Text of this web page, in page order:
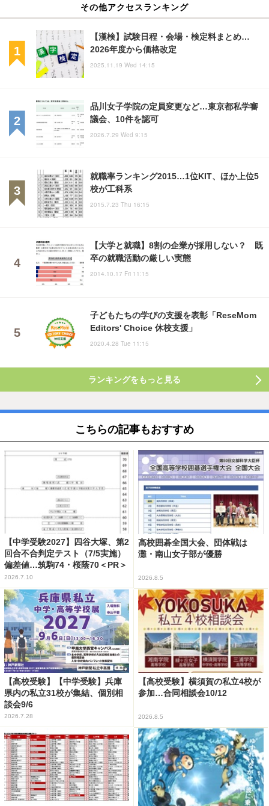
その他アクセスランキング
【漢検】試験日程・会場・検定料まとめ…
2026年度から価格改定
2025.11.19 Wed 14:15
品川女子学院の定員変更など…東京都私学審
議会、10件を認可
2026.7.29 Wed 9:15
就職率ランキング2015…1位KIT、ほか上位5
校が工科系
2015.7.23 Thu 16:15
【大学と就職】8割の企業が採用しない？ 既
卒の就職活動の厳しい実態
2014.10.17 Fri 11:15
子どもたちの学びの支援を表彰「ReseMom
Editors' Choice 休校支援」
2020.4.28 Tue 11:15
ランキングをもっと見る
こちらの記事もおすすめ
【中学受験2027】四谷大塚、第2
回合不合判定テスト（7/5実施）
偏差値…筑駒74・桜蔭70＜PR＞
2026.7.10
高校囲碁全国大会、団体戦は
灘・南山女子部が優勝
2026.8.5
【高校受験】【中学受験】兵庫
県内の私立31校が集結、個別相
談会9/6
2026.7.28
【高校受験】横須賀の私立4校が
参加…合同相談会10/12
2026.8.5